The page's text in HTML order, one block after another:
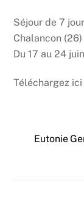
Séjour de 7
Chalancon (26)
Du 17 au 24
Téléchargez ici
Eutonie